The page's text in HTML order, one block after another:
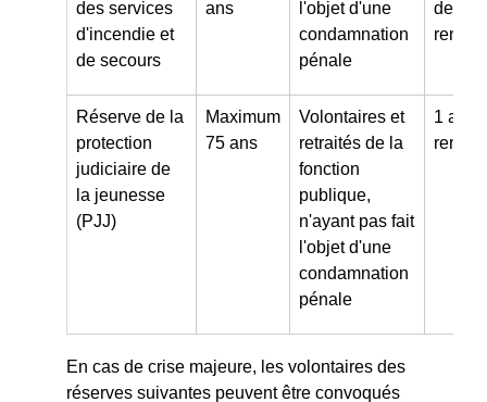
des services
d'incendie et
de secours
ans
l'objet d'une
condamnation
pénale
de 1 à
Réserve de la
protection
judiciaire de
la jeunesse
(PJJ)
Maximum
75 ans
Volontaires et
retraités de la
fonction
publique,
n'ayant pas fait
l'objet d'une
condamnation
pénale
1 an
En cas de crise majeure, les volontaires des
réserves suivantes peuvent être convoqués